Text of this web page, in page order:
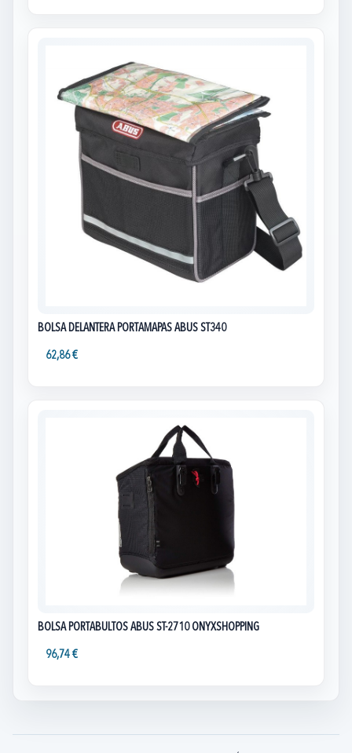
BOLSA DELANTERA PORTAMAPAS ABUS ST340
62,86 €
BOLSA PORTABULTOS ABUS ST-2710 ONYXSHOPPING
96,74 €